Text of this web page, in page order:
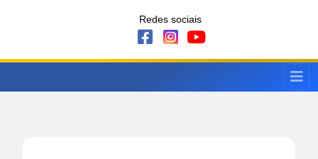
Redes sociais